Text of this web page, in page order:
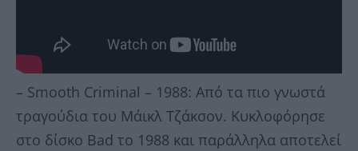
– Smooth Criminal – 1988: Από τα πιο γνωστά
τραγούδια του Μάικλ Τζάκσον. Κυκλοφόρησε
στο δίσκο Bad το 1988 και παράλληλα αποτελεί